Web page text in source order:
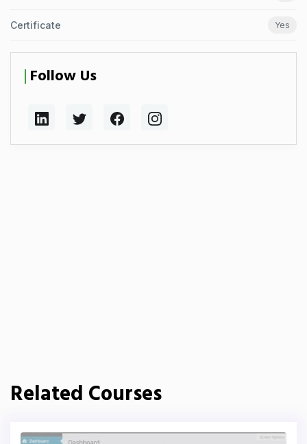
Certificate Yes
Follow Us
Related Courses